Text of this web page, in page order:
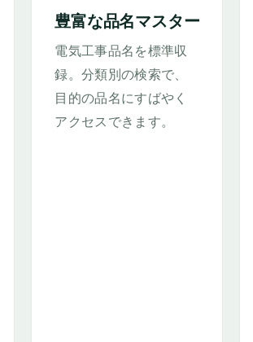
豊富な品名マスター
電気工事品名を標準収
録。分類別の検索で、
目的の品名にすばやく
アクセスできます。